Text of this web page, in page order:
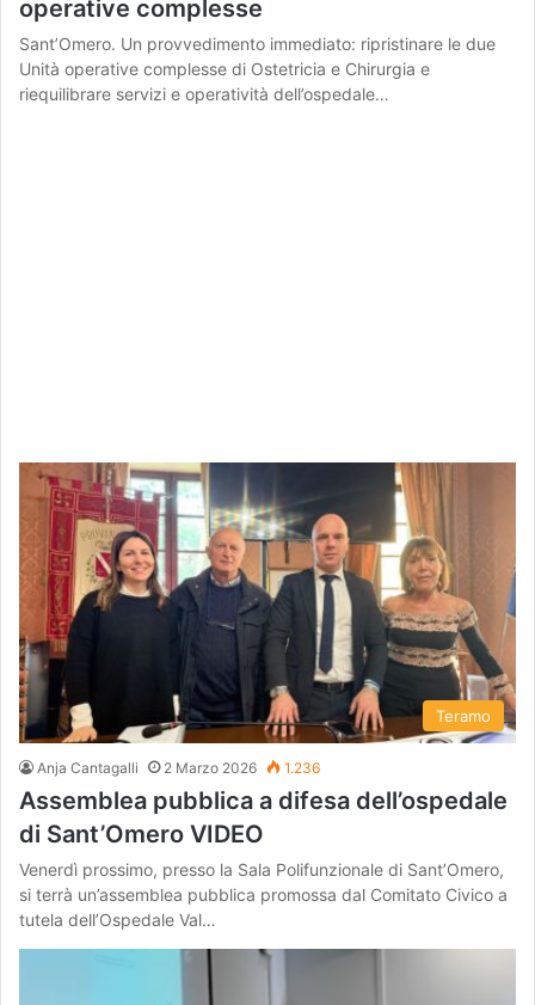
operative complesse
Sant’Omero. Un provvedimento immediato: ripristinare le due
Unità operative complesse di Ostetricia e Chirurgia e
riequilibrare servizi e operatività dell’ospedale…
Teramo
Anja Cantagalli 2 Marzo 2026 1.236
Assemblea pubblica a difesa dell’ospedale
di Sant’Omero VIDEO
Venerdì prossimo, presso la Sala Polifunzionale di Sant’Omero,
si terrà un’assemblea pubblica promossa dal Comitato Civico a
tutela dell’Ospedale Val…